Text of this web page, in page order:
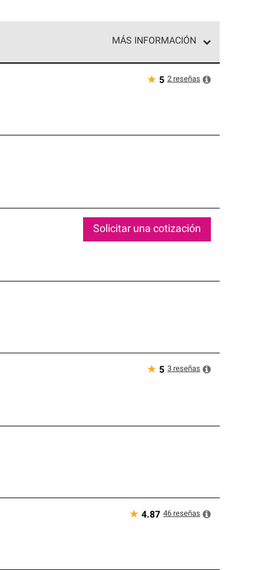
MÁS INFORMACIÓN
y confiabilidad.
★ 5 2 reseñas
Solicitar una cotización
★ 5 3 reseñas
★ 4.87 46 reseñas